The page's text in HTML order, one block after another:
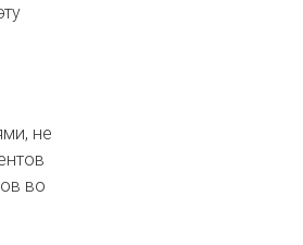
не
во